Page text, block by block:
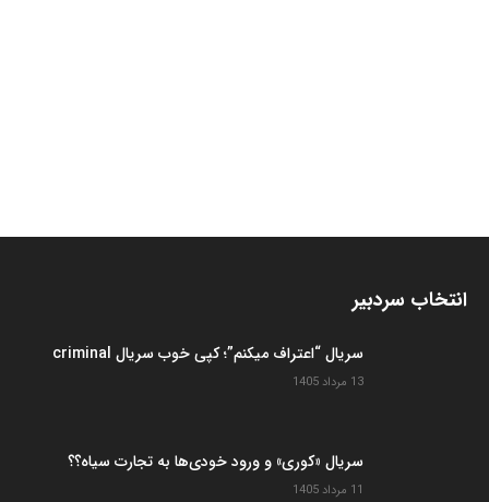
انتخاب سردبیر
سریال “اعتراف میکنم”؛ کپی خوب سریال criminal
13 مرداد 1405
سریال «کوری» و ورود خودی‌ها به تجارت سیاه؟؟
11 مرداد 1405